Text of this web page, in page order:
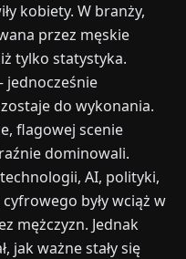
kobiety. W branży,
przez męskie
tylko statystyka.
jednocześnie
do wykonania.
flagowej scenie
dominowali.
AI, polityki,
były wciąż w
mężczyzn. Jednak
jak ważne stały się